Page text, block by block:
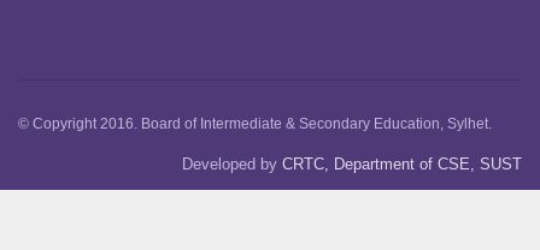
© Copyright 2016. Board of Intermediate & Secondary Education, Sylhet.
Developed by CRTC, Department of CSE, SUST